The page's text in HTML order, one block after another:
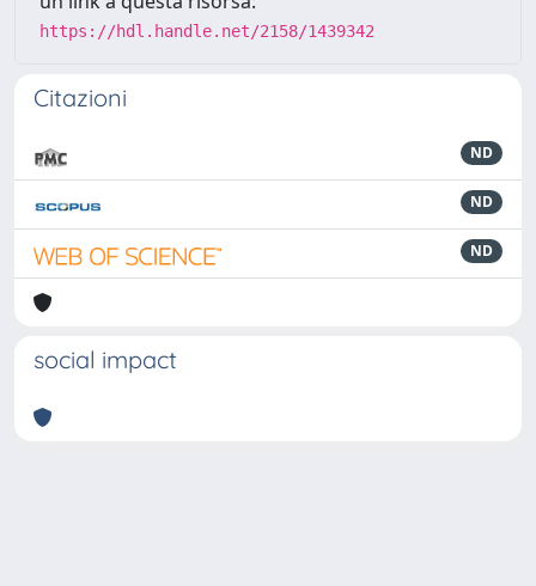
https://hdl.handle.net/2158/1439342
Citazioni
ND
ND
ND
social impact